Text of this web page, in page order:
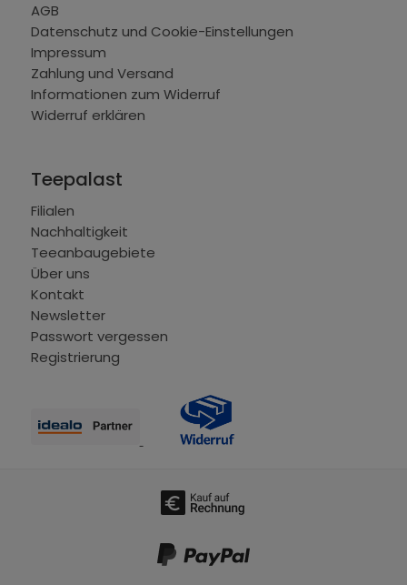
AGB
Datenschutz und Cookie-Einstellungen
Impressum
Zahlung und Versand
Informationen zum Widerruf
Widerruf erklären
Teepalast
Filialen
Nachhaltigkeit
Teeanbaugebiete
Über uns
Kontakt
Newsletter
Passwort vergessen
Registrierung